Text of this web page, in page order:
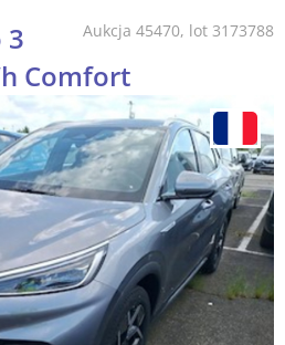
Aukcja 45470, lot 3173788
3
Comfort